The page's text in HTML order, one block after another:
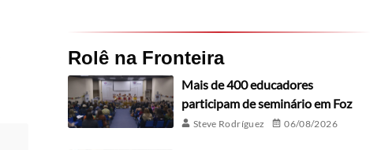
Rolê na Fronteira
Mais de 400 educadores
participam de seminário em Foz
Steve Rodríguez 06/08/2026